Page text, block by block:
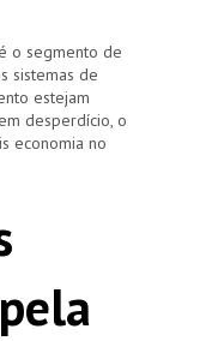
o segmento de
sistemas de
estejam
desperdício, o
economia no